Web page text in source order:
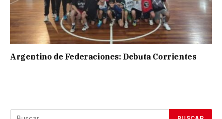
Argentino de Federaciones: Debuta Corrientes